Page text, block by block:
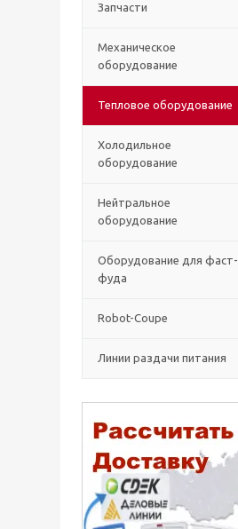
Запчасти
Механическое
оборудование
Тепловое оборудование
Холодильное
оборудование
Нейтральное
оборудование
Оборудование для фаст-
фуда
Robot-Coupe
Линии раздачи питания